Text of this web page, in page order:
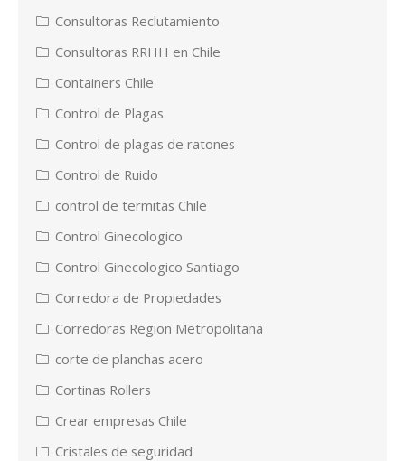
Consultoras Reclutamiento
Consultoras RRHH en Chile
Containers Chile
Control de Plagas
Control de plagas de ratones
Control de Ruido
control de termitas Chile
Control Ginecologico
Control Ginecologico Santiago
Corredora de Propiedades
Corredoras Region Metropolitana
corte de planchas acero
Cortinas Rollers
Crear empresas Chile
Cristales de seguridad